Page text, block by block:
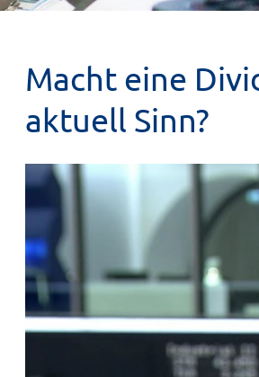
Macht eine
aktuell Sinn?